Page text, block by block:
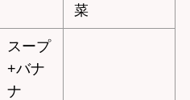
菜
スープ
+バナ
ナ